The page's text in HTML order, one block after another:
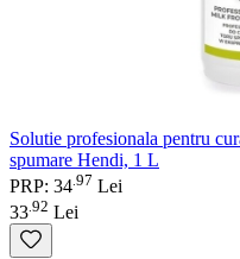
Solutie profesionala pentru
spumare Hendi, 1 L
PRP: 34 97 Lei
33 92 Lei